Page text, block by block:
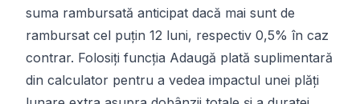
suma rambursată anticipat dacă mai sunt de
rambursat cel puțin 12 luni, respectiv 0,5% în caz
contrar. Folosiți funcția Adaugă plată suplimentară
din calculator pentru a vedea impactul unei plăți